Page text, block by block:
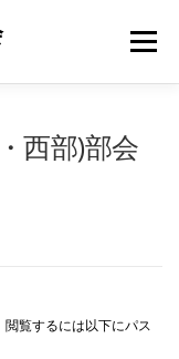
メニュー
西部)部会
覧するには以下にパス